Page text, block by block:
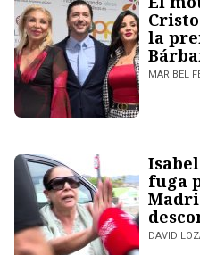
la
MARIBEL
fuga
DAVID